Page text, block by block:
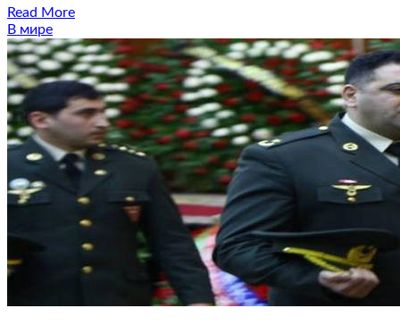
Read More
В мире